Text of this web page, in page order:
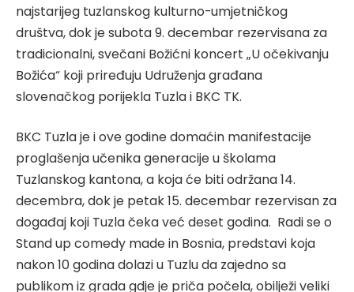
najstarijeg tuzlanskog kulturno-umjetničkog
društva, dok je subota 9. decembar rezervisana za
tradicionalni, svečani Božićni koncert „U očekivanju
Božića“ koji priređuju Udruženja građana
slovenačkog porijekla Tuzla i BKC TK.
BKC Tuzla je i ove godine domaćin manifestacije
proglašenja učenika generacije u školama
Tuzlanskog kantona, a koja će biti održana 14.
decembra, dok je petak 15. decembar rezervisan za
događaj koji Tuzla čeka već deset godina. Radi se o
Stand up comedy made in Bosnia, predstavi koja
nakon 10 godina dolazi u Tuzlu da zajedno sa
publikom iz grada gdje je priča počela, obilježi veliki